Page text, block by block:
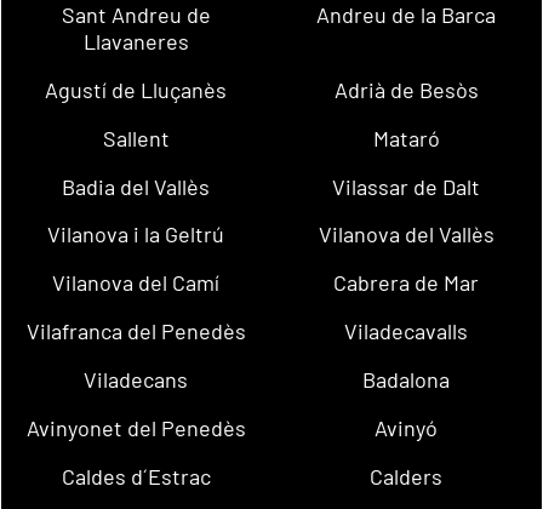
Sant Andreu de
Llavaneres
Andreu de la Barca
Agustí de Lluçanès
Adrià de Besòs
Sallent
Mataró
Badia del Vallès
Vilassar de Dalt
Vilanova i la Geltrú
Vilanova del Vallès
Vilanova del Camí
Cabrera de Mar
Vilafranca del Penedès
Viladecavalls
Viladecans
Badalona
Avinyonet del Penedès
Avinyó
Caldes d´Estrac
Calders